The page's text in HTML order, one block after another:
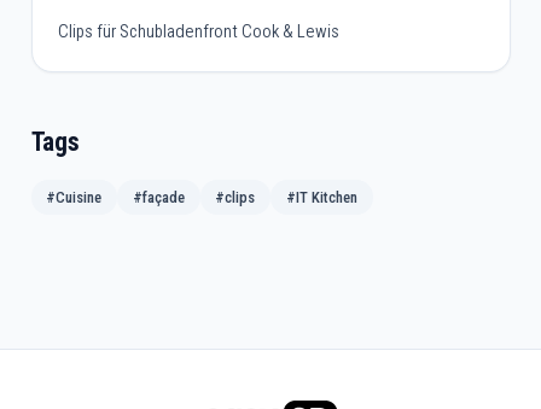
Clips für Schubladenfront Cook & Lewis
Tags
#Cuisine #façade #clips #IT Kitchen